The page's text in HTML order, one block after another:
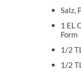
Salz,
1 EL
Form
1/2
1/2